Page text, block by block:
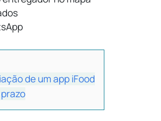
de um app iFood